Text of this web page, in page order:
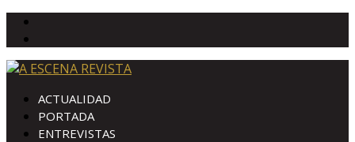
ACTUALIDAD
PORTADA
ENTREVISTAS